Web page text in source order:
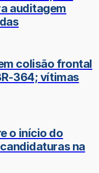
auditagem
colisão frontal
364; vítimas
o início do
na